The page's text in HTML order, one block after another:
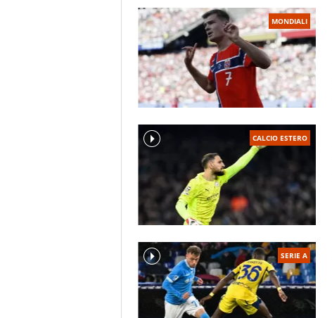
MONDIALI
CALCIO ESTERO
SERIE A